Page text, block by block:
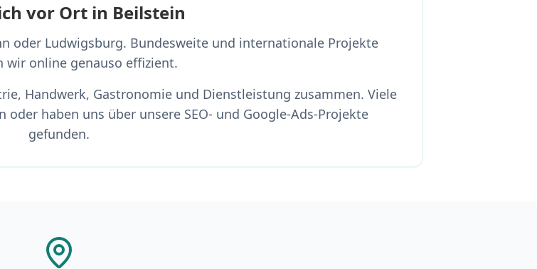
vor Ort in Beilstein
oder Ludwigsburg. Bundesweite und internationale Projekte
wir online genauso effizient.
Handwerk, Gastronomie und Dienstleistung zusammen. Viele
haben uns über unsere SEO- und Google-Ads-Projekte
gefunden.